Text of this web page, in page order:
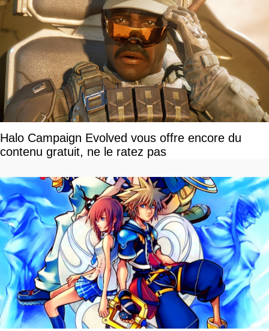
Halo Campaign Evolved vous offre encore du
contenu gratuit, ne le ratez pas